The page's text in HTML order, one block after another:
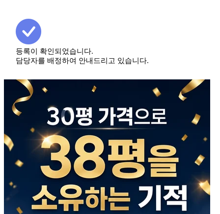
등록이 확인되었습니다.
담당자를 배정하여 안내드리고 있습니다.